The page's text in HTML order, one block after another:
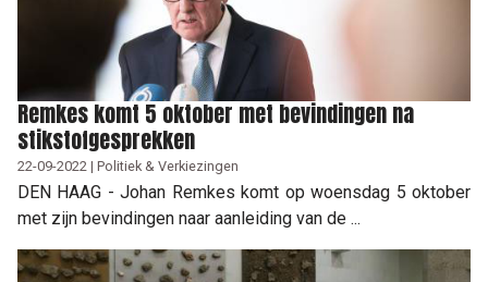
Remkes komt 5 oktober met bevindingen na
stikstofgesprekken
22-09-2022 | Politiek & Verkiezingen
DEN HAAG - Johan Remkes komt op woensdag 5 oktober
met zijn bevindingen naar aanleiding van de ...